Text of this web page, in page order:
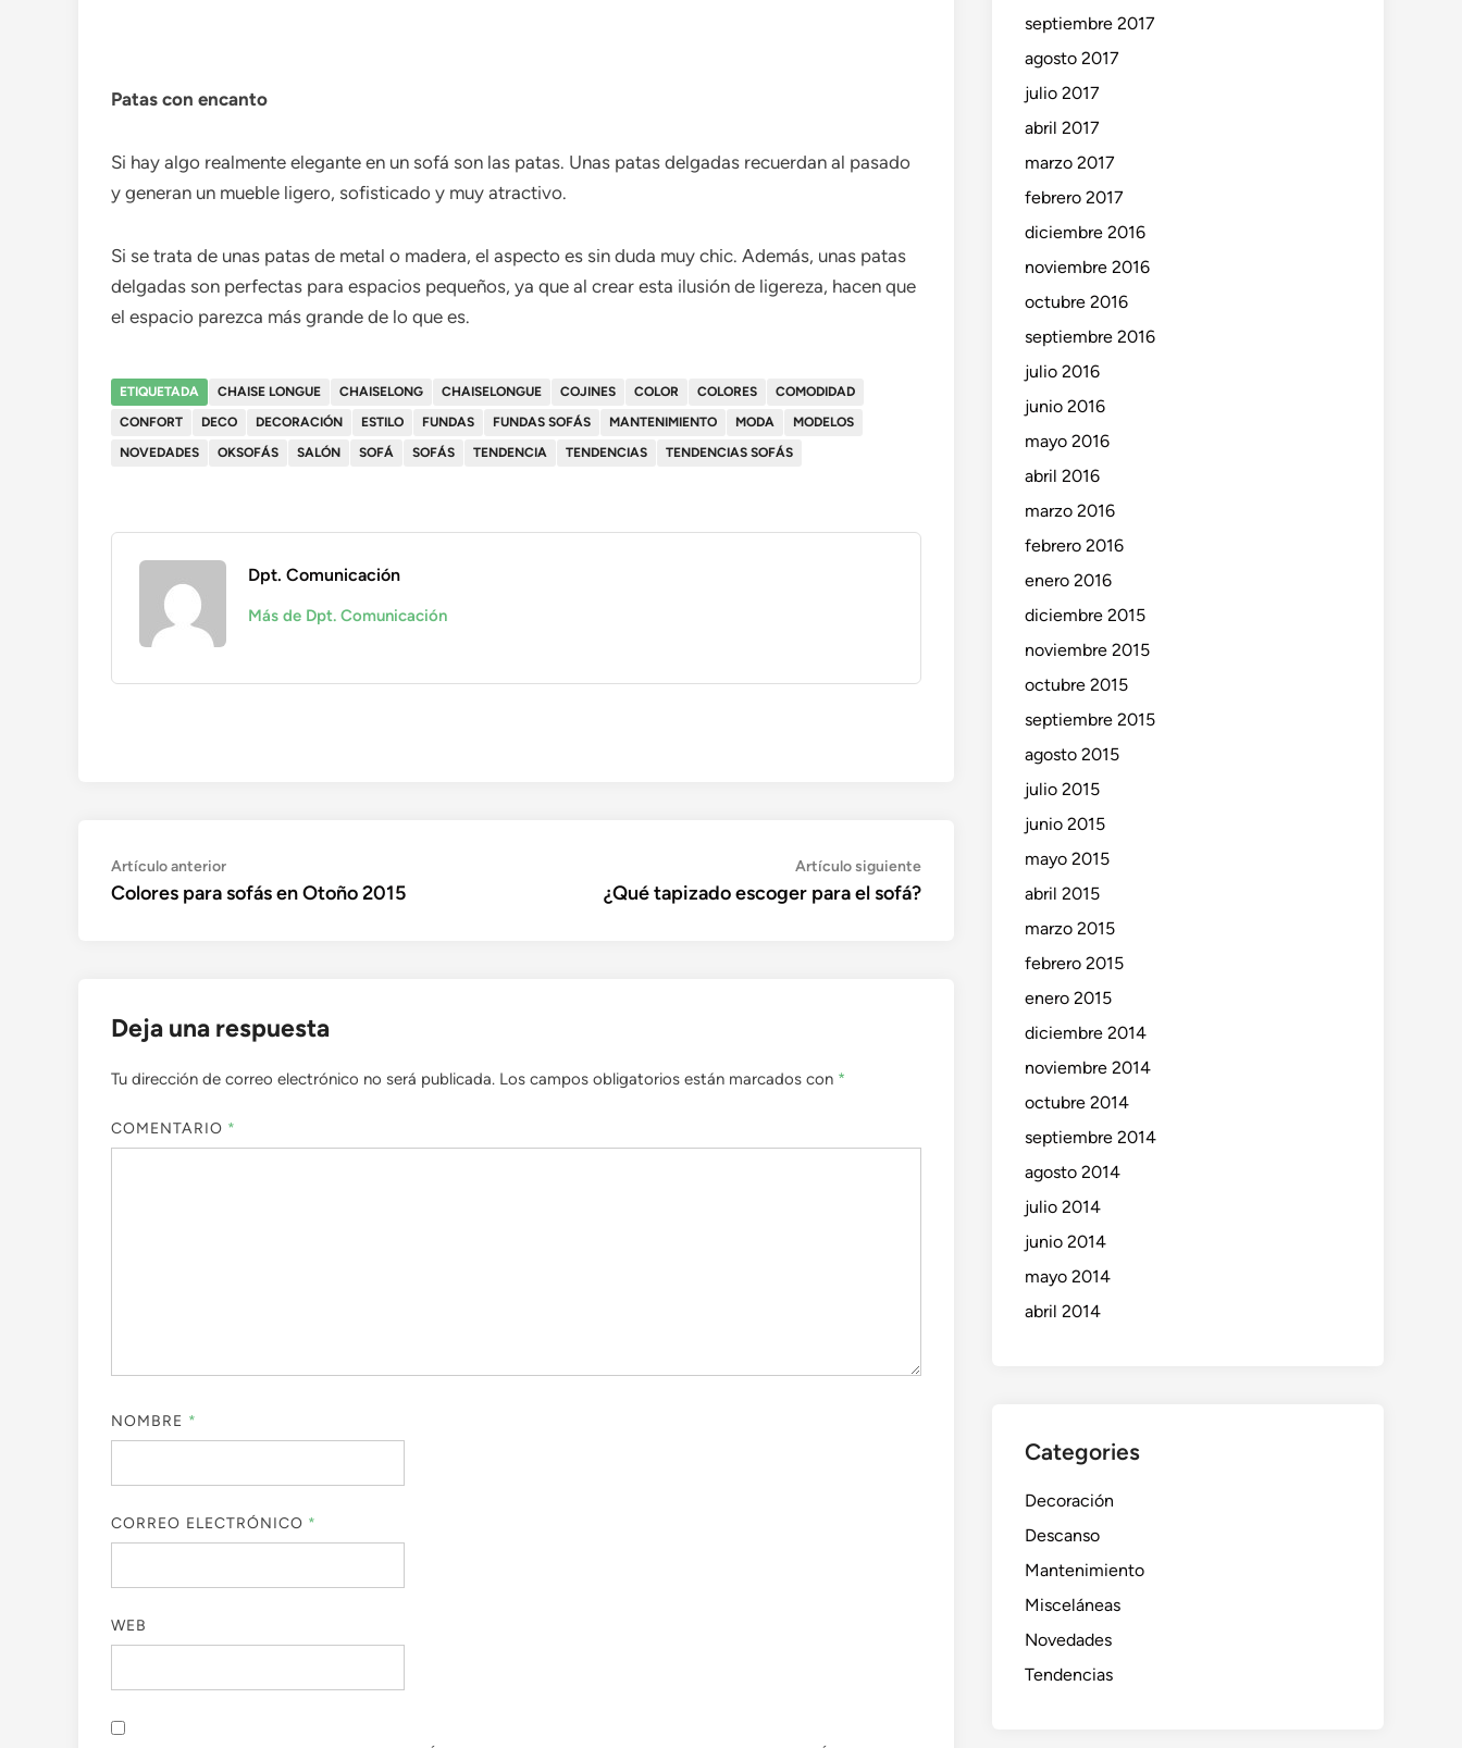
Patas con encanto
Si hay algo realmente elegante en un sofá son las patas. Unas patas delgadas recuerdan al pasado
y generan un mueble ligero, sofisticado y muy atractivo.
Si se trata de unas patas de metal o madera, el aspecto es sin duda muy chic. Además, unas patas
delgadas son perfectas para espacios pequeños, ya que al crear esta ilusión de ligereza, hacen que
el espacio parezca más grande de lo que es.
ETIQUETADA CHAISE LONGUE CHAISELONG CHAISELONGUE COJINES COLOR COLORES
COMODIDAD
CONFORT
DECO DECORACIÓN ESTILO FUNDAS FUNDAS SOFÁS MANTENIMIENTO MODA
MODELOS
NOVEDADES
OKSOFÁS SALÓN SOFÁ SOFÁS TENDENCIA TENDENCIAS TENDENCIAS SOFÁS
Dpt. Comunicación
Más de Dpt. Comunicación
Navegación
de
Artículo anteriorArtículo
anterior:
Colores para sofás en Otoño 2015
Artículo siguienteArtículo
siguiente:
¿Qué tapizado escoger para el sofá?
Deja una respuesta
Tu dirección de correo electrónico no será publicada. Los campos obligatorios están marcados con *
COMENTARIO *
NOMBRE *
CORREO ELECTRÓNICO *
WEB
septiembre 2017
agosto 2017
julio 2017
abril 2017
marzo 2017
febrero 2017
diciembre 2016
noviembre 2016
octubre 2016
septiembre 2016
julio 2016
junio 2016
mayo 2016
abril 2016
marzo 2016
febrero 2016
enero 2016
diciembre 2015
noviembre 2015
octubre 2015
septiembre 2015
agosto 2015
julio 2015
junio 2015
mayo 2015
abril 2015
marzo 2015
febrero 2015
enero 2015
diciembre 2014
noviembre 2014
octubre 2014
septiembre 2014
agosto 2014
julio 2014
junio 2014
mayo 2014
abril 2014
Categories
Decoración
Descanso
Mantenimiento
Misceláneas
Novedades
Tendencias